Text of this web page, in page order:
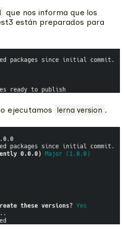
que nos informa que los
están preparados para
ejecutamos lerna version .